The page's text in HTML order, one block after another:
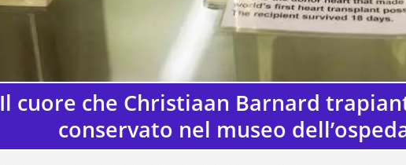
Il cuore che Christiaan Barnard
conservato nel museo